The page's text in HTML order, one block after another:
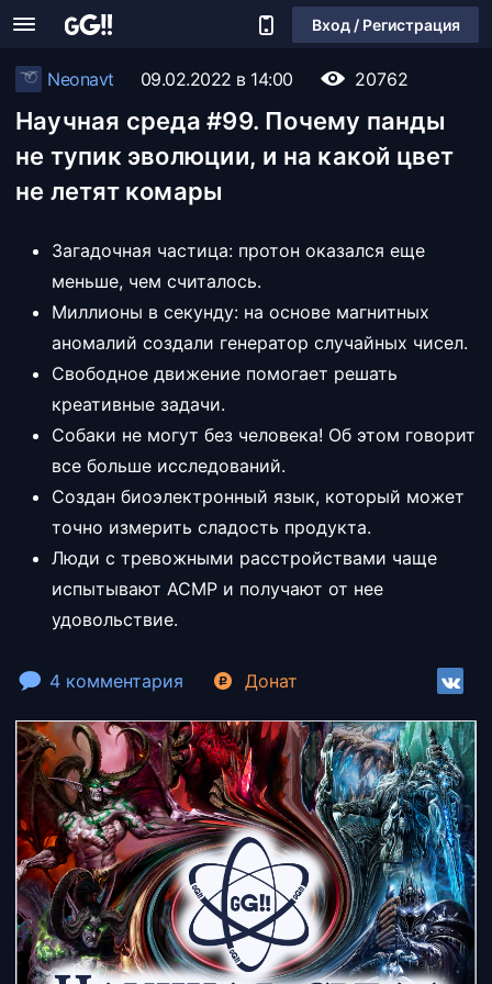
Вход / Регистрация
Neonavt 09.02.2022 в 14:00 20762
Научная среда #99. Почему панды
не тупик эволюции, и на какой цвет
не летят комары
Загадочная частица: протон оказался еще
меньше, чем считалось.
Миллионы в секунду: на основе магнитных
аномалий создали генератор случайных чисел.
Свободное движение помогает решать
креативные задачи.
Собаки не могут без человека! Об этом говорит
все больше исследований.
Создан биоэлектронный язык, который может
точно измерить сладость продукта.
Люди с тревожными расстройствами чаще
испытывают АСМР и получают от нее
удовольствие.
4 комментария Донат